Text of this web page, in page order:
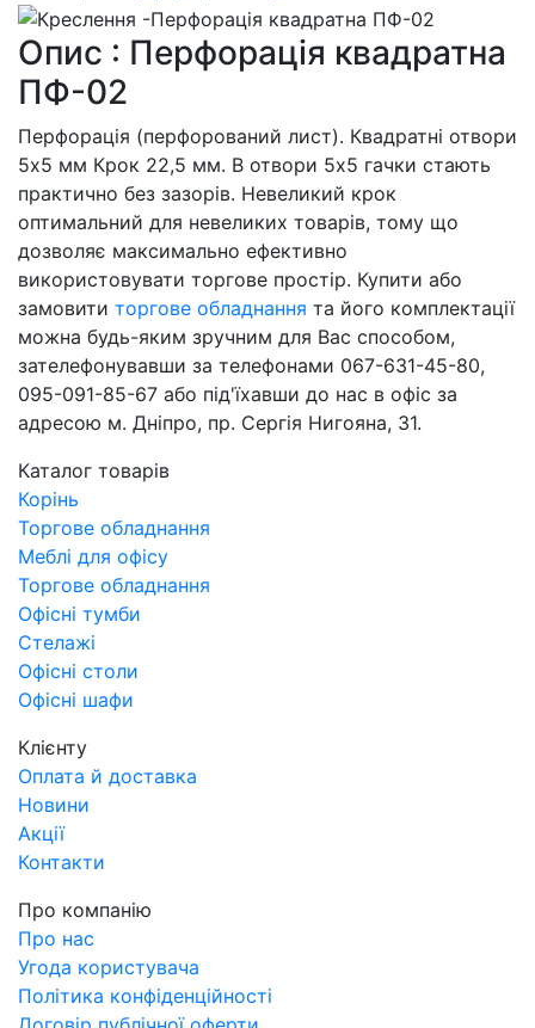
Опис : Перфорація квадратна
ПФ-02
Перфорація (перфорований лист). Квадратні отвори
5х5 мм Крок 22,5 мм. В отвори 5х5 гачки стають
практично без зазорів. Невеликий крок
оптимальний для невеликих товарів, тому що
дозволяє максимально ефективно
використовувати торгове простір. Купити або
замовити торгове обладнання та його комплектації
можна будь-яким зручним для Вас способом,
зателефонувавши за телефонами 067-631-45-80,
095-091-85-67 або під'їхавши до нас в офіс за
адресою м. Дніпро, пр. Сергія Нигояна, 31.
Каталог товарів
Корінь
Торгове обладнання
Меблі для офісу
Торгове обладнання
Офісні тумби
Стелажі
Офісні столи
Офісні шафи
Клієнту
Оплата й доставка
Новини
Акції
Контакти
Про компанію
Про нас
Угода користувача
Політика конфіденційності